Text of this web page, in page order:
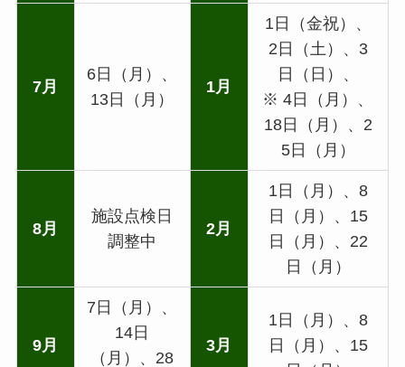
7月
6日（月）、
13日（月）
1月
1日（金祝）、
2日（土）、3
日（日）、
※ 4日（月）、
18日（月）、2
5日（月）
8月
施設点検日
調整中
2月
1日（月）、8
日（月）、15
日（月）、22
日（月）
9月
7日（月）、
14日
（月）、28
3月
1日（月）、8
日（月）、15